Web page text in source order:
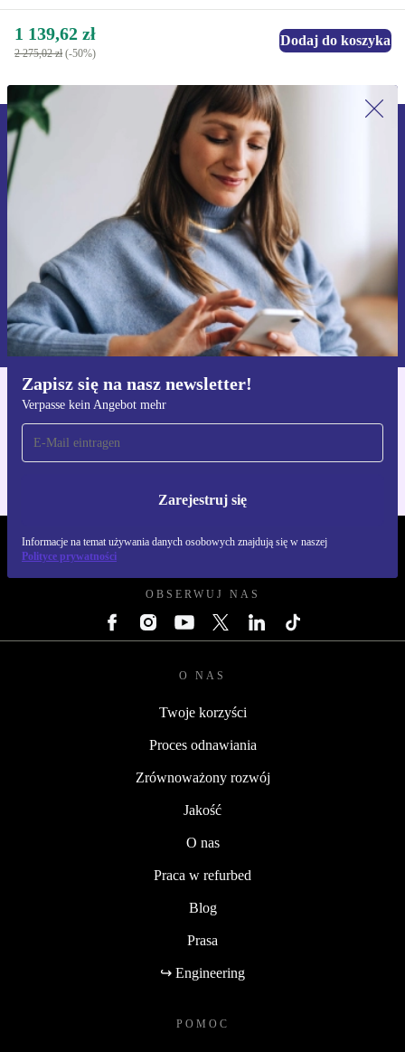
1 139,62 zł
2 275,02 zł (-50%)
Dodaj do koszyka
Zapisz się na nasz newsletter!
Verpasse kein Angebot mehr
Zarejestruj się
Informacje na temat używania danych osobowych znajdują się w naszej
Polityce prywatności
Zapisz się na nasz newsletter!
Nie przegap żadnej oferty.
Zarejestruj się
Informacje na temat używania danych osobowych znajdują się w
naszejPolityce prywatności
Pobierz aplikację refurbed
Dla iOS i Android
REFURBED POLSKA - RETHINK NEW.
OBSERWUJ NAS
O NAS
Twoje korzyści
Proces odnawiania
Zrównoważony rozwój
Jakość
O nas
Praca w refurbed
Blog
Prasa
↪ Engineering
POMOC